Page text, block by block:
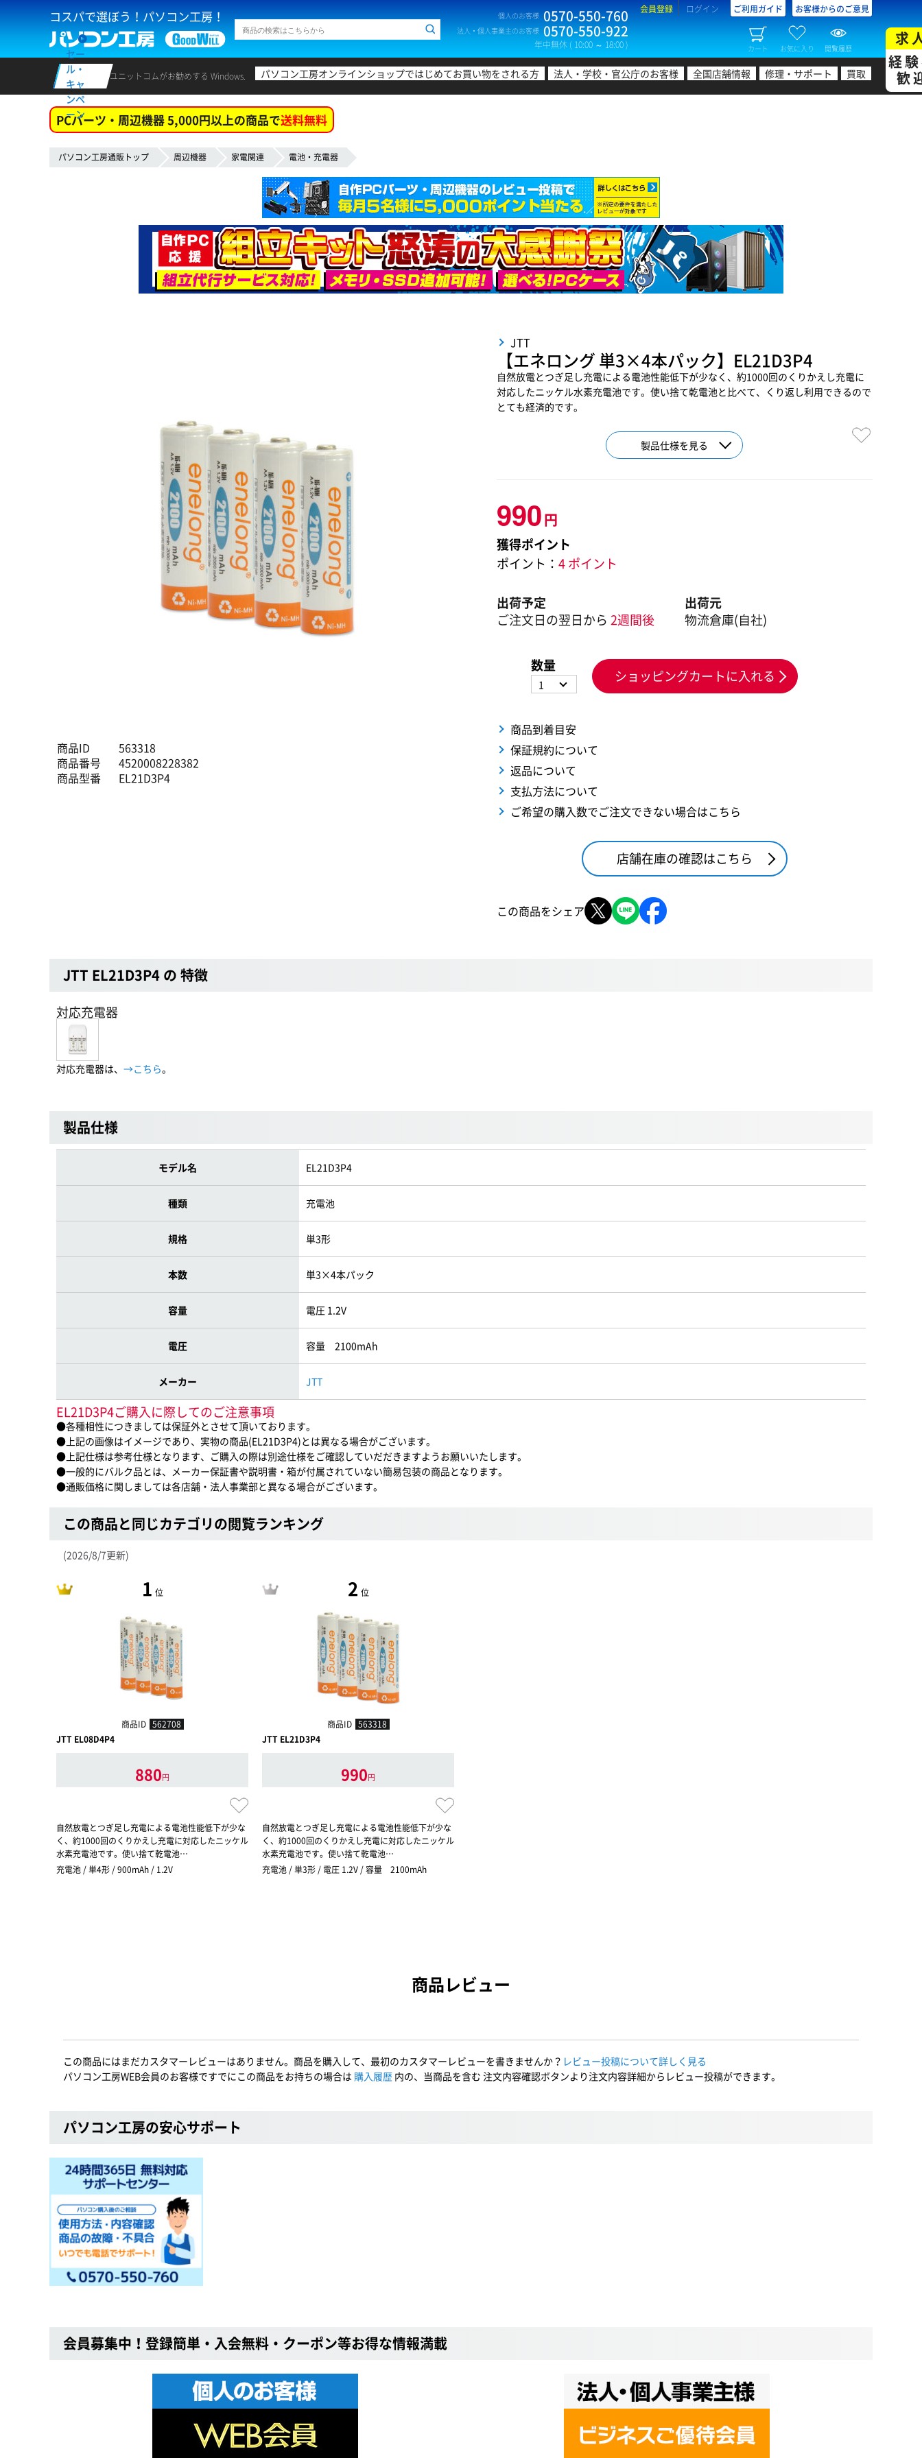
コスパで選ぼう！パソコン工房！ 個人のお客様 0570-550-760
法人・個人事業主のお客様 0570-550-922
年中無休 ( 10:00 ～ 18:00 )
会員登録 ログイン ご利用ガイド お客様からのご意見
カート お気に入り 閲覧履歴
セー
ル・
キャ
ンペ
ーン
ユニットコムがお勧めする Windows. パソコン工房オンラインショップではじめてお買い物をされる方 法人・学校・官公庁のお客様 全国店舗情報 修理・サポート 買取
求
経
歓
PCパーツ・周辺機器 5,000円以上の商品で送料無料
パソコン工房通販トップ 周辺機器 家電関連 電池・充電器
商品ID
563318
商品番号
4520008228382
商品型番
EL21D3P4
JTT
【エネロング 単3×4本パック】EL21D3P4
自然放電とつぎ足し充電による電池性能低下が少なく、約1000回のくりかえし充電に
対応したニッケル水素充電池です。使い捨て乾電池と比べて、くり返し利用できるので
とても経済的です。
製品仕様を見る
990円
獲得ポイント
ポイント： 4 ポイント
出荷予定
ご注文日の翌日から 2週間後
出荷元
物流倉庫(自社)
数量
1 ショッピングカートに入れる
商品到着目安
保証規約について
返品について
支払方法について
ご希望の購入数でご注文できない場合はこちら
店舗在庫の確認はこちら
この商品をシェア
JTT EL21D3P4 の 特徴
対応充電器
対応充電器は、 →こちら。
製品仕様
モデル名 EL21D3P4
種類 充電池
規格 単3形
本数 単3×4本パック
容量 電圧 1.2V
電圧 容量 2100mAh
メーカー JTT
EL21D3P4ご購入に際してのご注意事項
●各種相性につきましては保証外とさせて頂いております。
●上記の画像はイメージであり、実物の商品(EL21D3P4)とは異なる場合がございます。
●上記仕様は参考仕様となります、ご購入の際は別途仕様をご確認していだだきますようお願いいたします。
●一般的にバルク品とは、メーカー保証書や説明書・箱が付属されていない簡易包装の商品となります。
●通販価格に関しましては各店舗・法人事業部と異なる場合がございます。
この商品と同じカテゴリの閲覧ランキング
(2026/8/7更新)
1 位
商品ID 562708
JTT EL08D4P4
880円
自然放電とつぎ足し充電による電池性能低下が少な
く、約1000回のくりかえし充電に対応したニッケル
水素充電池です。使い捨て乾電池…
充電池 / 単4形 / 900mAh / 1.2V
2 位
商品ID 563318
JTT EL21D3P4
990円
自然放電とつぎ足し充電による電池性能低下が少な
く、約1000回のくりかえし充電に対応したニッケル
水素充電池です。使い捨て乾電池…
充電池 / 単3形 / 電圧 1.2V / 容量 2100mAh
商品レビュー
この商品にはまだカスタマーレビューはありません。商品を購入して、最初のカスタマーレビューを書きませんか？ レビュー投稿について詳しく見る
パソコン工房WEB会員のお客様ですでにこの商品をお持ちの場合は 購入履歴 内の、当商品を含む 注文内容確認ボタンより注文内容詳細からレビュー投稿ができます。
パソコン工房の安心サポート
会員募集中！登録簡単・入会無料・クーポン等お得な情報満載